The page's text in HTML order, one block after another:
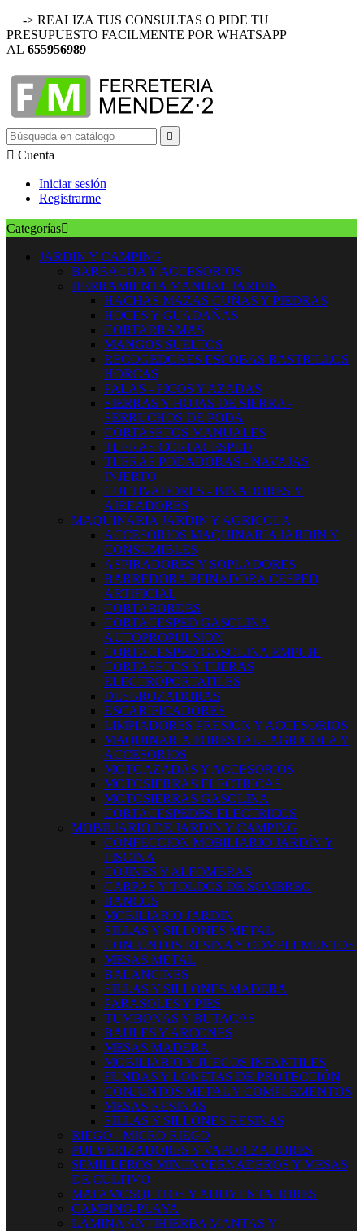
-> REALIZA TUS CONSULTAS O PIDE TU
PRESUPUESTO FACILMENTE POR WHATSAPP
AL 655956989

 Cuenta
Iniciar sesión
Registrarme
Categorías
JARDIN Y CAMPING
BARBACOA Y ACCESORIOS
HERRAMIENTA MANUAL JARDIN
HACHAS MAZAS CUÑAS Y PIEDRAS
HOCES Y GUADAÑAS
CORTARRAMAS
MANGOS SUELTOS
RECOGEDORES ESCOBAS RASTRILLOS
HORCAS
PALAS - PICOS Y AZADAS
SIERRAS Y HOJAS DE SIERRA -
SERRUCHOS DE PODA
CORTASETOS MANUALES
TIJERAS CORTACESPED
TIJERAS PODADORAS - NAVAJAS
INJERTO
CULTIVADORES - BINADORES Y
AIREADORES
MAQUINARIA JARDIN Y AGRICOLA
ACCESORIOS MAQUINARIA JARDIN Y
CONSUMIBLES
ASPIRADORES Y SOPLADORES
BARREDORA PEINADORA CESPED
ARTIFICIAL
CORTABORDES
CORTACESPED GASOLINA
AUTOPROPULSION
CORTACESPED GASOLINA EMPUJE
CORTASETOS Y TIJERAS
ELECTROPORTATILES
DESBROZADORAS
ESCARIFICADORES
LIMPIADORES PRESION Y ACCESORIOS
MAQUINARIA FORESTAL - AGRICOLA Y
ACCESORIOS
MOTOAZADAS Y ACCESORIOS
MOTOSIERRAS ELECTRICAS
MOTOSIERRAS GASOLINA
CORTACESPEDES ELECTRICOS
MOBILIARIO DE JARDIN Y CAMPING
CONFECCION MOBILIARIO JARDÍN Y
PISCINA
COJINES Y ALFOMBRAS
CARPAS Y TOLDOS DE SOMBREO
BANCOS
MOBILIARIO JARDIN
SILLAS Y SILLONES METAL
CONJUNTOS RESINA Y COMPLEMENTOS
MESAS METAL
BALANCINES
SILLAS Y SILLONES MADERA
PARASOLES Y PIES
TUMBONAS Y BUTACAS
BAULES Y ARCONES
MESAS MADERA
MOBILIARIO Y JUEGOS INFANTILES
FUNDAS Y LONETAS DE PROTECCIÓN
CONJUNTOS METAL Y COMPLEMENTOS
MESAS RESINAS
SILLAS Y SILLONES RESINAS
RIEGO - MICRO RIEGO
PULVERIZADORES Y VAPORIZADORES
SEMILLEROS MINIINVERNADEROS Y MESAS
DE CULTIVO
MATAMOSQUITOS Y AHUYENTADORES
CAMPING-PLAYA
LÁMINA ANTIHIERBA MANTAS Y